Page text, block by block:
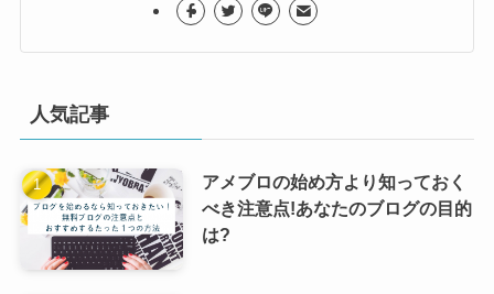
人気記事
アメブロの始め方より知っておく
べき注意点!あなたのブログの目的
は?